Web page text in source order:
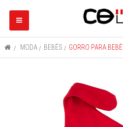
Navegación
Toggle
> MODA > BEBÉS > GORRO PARA BEBÉ